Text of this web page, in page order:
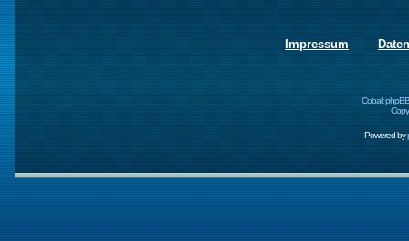
Impressum
Cobalt
Powered by